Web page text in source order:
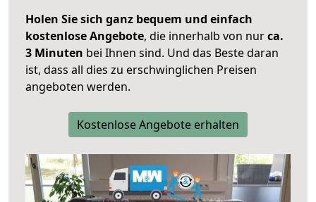
Holen Sie sich ganz bequem und einfach
kostenlose Angebote, die innerhalb von nurca.
3 Minuten bei Ihnen sind. Und das Beste daran
ist, dass all dies zu erschwinglichen Preisen
angeboten werden.
Kostenlose Angebote erhalten